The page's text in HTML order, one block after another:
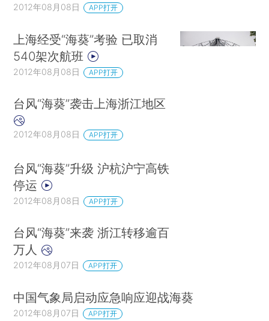
2012年08月08日 APP打开
上海经受“海葵”考验 已取消
540架次航班
2012年08月08日 APP打开
台风“海葵”袭击上海浙江地区
2012年08月08日 APP打开
台风“海葵”升级 沪杭沪宁高铁
停运
2012年08月08日 APP打开
台风“海葵”来袭 浙江转移逾百
万人
2012年08月07日 APP打开
中国气象局启动应急响应迎战海葵
2012年08月07日 APP打开